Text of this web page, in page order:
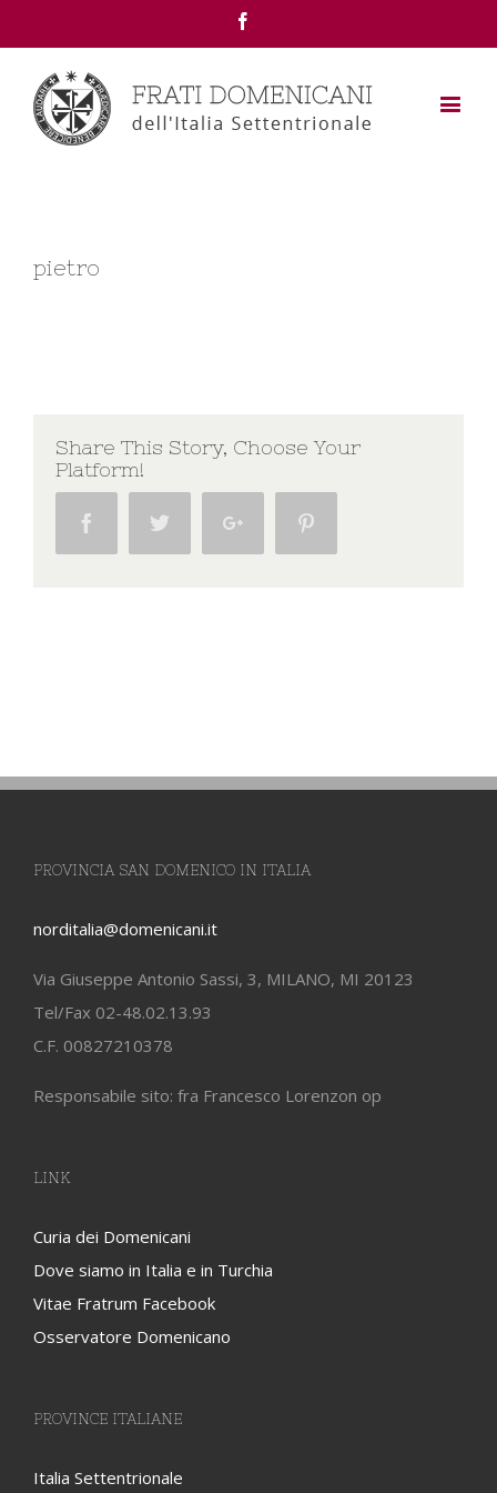
pietro
Share This Story, Choose Your
Platform!
Facebook Twitter Google+
PROVINCIA SAN DOMENICO IN ITALIA
norditalia@domenicani.it
Via Giuseppe Antonio Sassi, 3, MILANO, MI 20123
Tel/Fax 02-48.02.13.93
C.F. 00827210378
Responsabile sito: fra Francesco Lorenzon op
LINK
Curia dei Domenicani
Dove siamo in Italia e in Turchia
Vitae Fratrum Facebook
Osservatore Domenicano
PROVINCE ITALIANE
Italia Settentrionale